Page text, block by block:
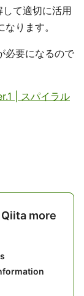
て適切に活用
ります。
必要になるので
| スパイラル
more